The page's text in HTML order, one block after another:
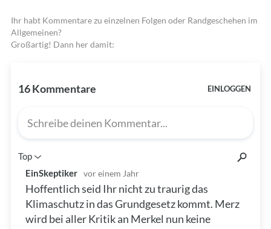
Ihr habt Kommentare zu einzelnen Folgen oder Randgeschehen im
Allgemeinen?
Großartig! Dann her damit: